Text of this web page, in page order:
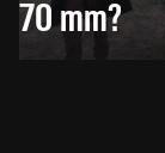
70 mm?